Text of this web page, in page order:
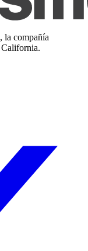
la compañía
California.